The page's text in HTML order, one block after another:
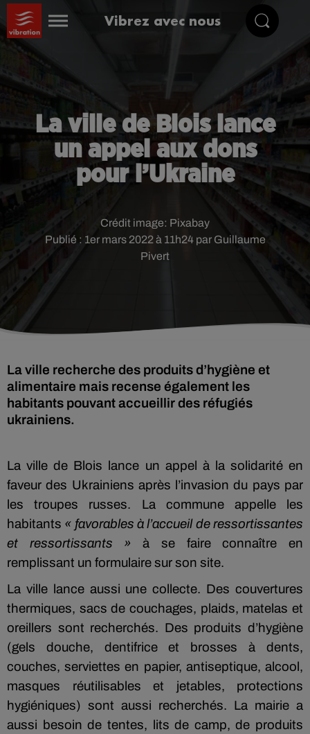
Vibrez avec nous
La ville de Blois lance
un appel aux dons
pour l’Ukraine
Publié : 1er mars 2022 à 11h24 par Guillaume
Pivert
Crédit image: Pixabay
La ville recherche des produits d’hygiène et
alimentaire mais recense également les
habitants pouvant accueillir des réfugiés
ukrainiens.
La ville de Blois lance un appel à la solidarité en
faveur des Ukrainiens après l’invasion du pays par
les troupes russes. La commune appelle les
habitants « favorables à l’accueil de ressortissantes
et ressortissants » à se faire connaître en
remplissant un formulaire sur son site.
La ville lance aussi une collecte. Des couvertures
thermiques, sacs de couchages, plaids, matelas et
oreillers sont recherchés. Des produits d’hygiène
(gels douche, dentifrice et brosses à dents,
couches, serviettes en papier, antiseptique, alcool,
masques réutilisables et jetables, protections
hygiéniques) sont aussi recherchés. La mairie a
aussi besoin de tentes, lits de camp, de produits